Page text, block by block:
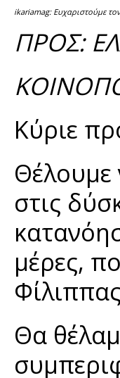
ikariamag: Ευχαριστούμε
ΠΡΟΣ:
Κύριε
Θέλουμε
στις
μέρες,
Θα